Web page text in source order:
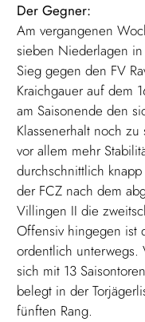
Der Gegner:
Am vergangenen
sieben Niederlagen
Sieg gegen den FV
Kraichgauer auf dem
am Saisonende den
Klassenerhalt noch
vor allem mehr
durchschnittlich
der FCZ nach dem
Villingen II die
Offensiv hingegen ist
ordentlich
sich mit 13
belegt in der
fünften Rang.